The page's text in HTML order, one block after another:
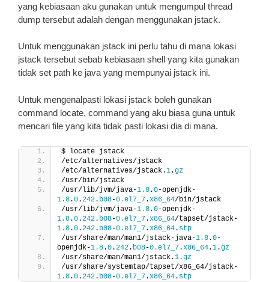
yang kebiasaan aku gunakan untuk mengumpul thread
dump tersebut adalah dengan menggunakan jstack.
Untuk menggunakan jstack ini perlu tahu di mana lokasi
jstack tersebut sebab kebiasaan shell yang kita gunakan
tidak set path ke java yang mempunyai jstack ini.
Untuk mengenalpasti lokasi jstack boleh gunakan
command locate, command yang aku biasa guna untuk
mencari file yang kita tidak pasti lokasi dia di mana.
$ locate jstack
/etc/alternatives/jstack
/etc/alternatives/jstack.1.gz
/usr/bin/jstack
/usr/lib/jvm/java-1.8.0-openjdk-
1.8.0.242. b08-0.el7_7.x86_64/bin/jstack
/usr/lib/jvm/java-1.8.0-openjdk-
1.8.0.242. b08-0.el7_7.x86_64/tapset/jstack-
1.8.0.242. b08-0.el7_7.x86_64. stp
/usr/share/man/man1/jstack-java-1.8.0-
openjdk-1.8.0.242. b08-0.el7_7.x86_64.1.gz
/usr/share/man/man1/jstack.1.gz
/usr/share/systemtap/tapset/x86_64/jstack-
1.8.0.242. b08-0.el7_7.x86_64. stp